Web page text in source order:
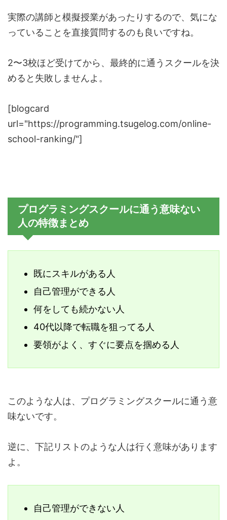
実際の講師と模擬授業があったりするので、気にな
っていることを直接質問するのも良いですね。
2〜3校ほど受けてから、最終的に通うスクールを決
めると失敗しませんよ。
[blogcard
url="https://programming.tsugelog.com/online-
school-ranking/"]
プログラミングスクールに通う意味ない
人の特徴まとめ
既にスキルがある人
自己管理ができる人
何をしても続かない人
40代以降で転職を狙ってる人
要領がよく、すぐに要点を掴める人
このような人は、プログラミングスクールに通う意
味ないです。
逆に、下記リストのような人は行く意味があります
よ。
自己管理ができない人